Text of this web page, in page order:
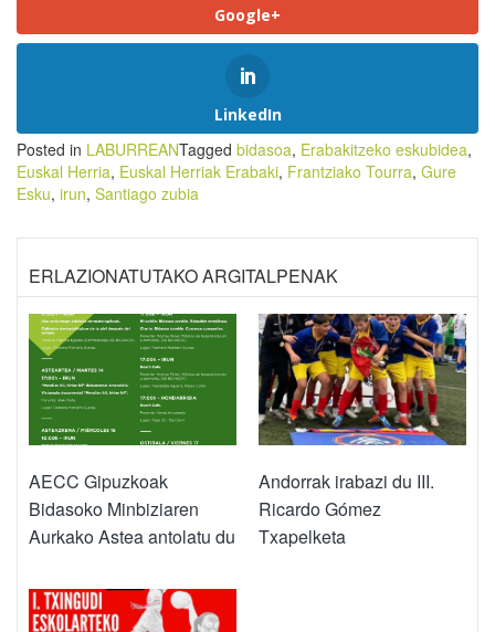
Google+
LinkedIn
Posted in LABURREANTagged bidasoa, Erabakitzeko eskubidea,
Euskal Herria, Euskal Herriak Erabaki, Frantziako Tourra, Gure
Esku, irun, Santiago zubia
ERLAZIONATUTAKO ARGITALPENAK
AECC Gipuzkoak
Bidasoko Minbiziaren
Aurkako Astea antolatu du
Andorrak irabazi du III.
Ricardo Gómez
Txapelketa